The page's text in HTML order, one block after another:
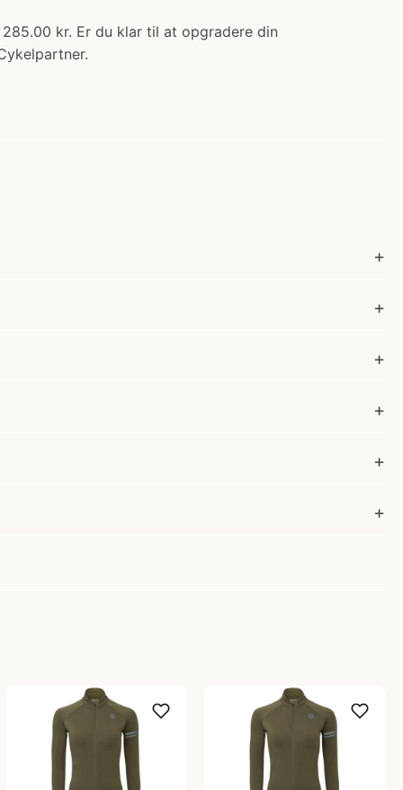
kr. Er du klar til at opgradere din